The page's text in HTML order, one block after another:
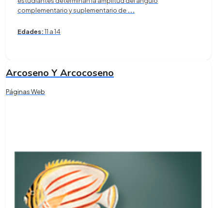
complementario y suplementario de ...
Edades:11 a 14
Arcoseno Y Arcocoseno
Páginas Web